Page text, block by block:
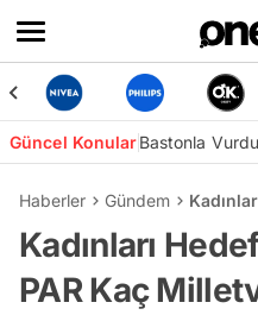
Güncel KonularBastonla
Haberler Gündem
Kadınları
PAR Kaç